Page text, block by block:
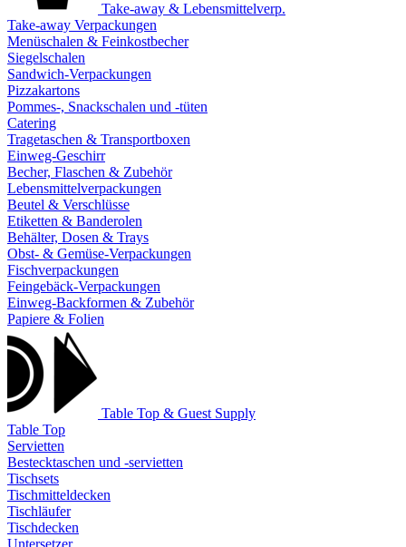
Take-away & Lebensmittelverp.
Take-away Verpackungen
Menüschalen & Feinkostbecher
Siegelschalen
Sandwich-Verpackungen
Pizzakartons
Pommes-, Snackschalen und -tüten
Catering
Tragetaschen & Transportboxen
Einweg-Geschirr
Becher, Flaschen & Zubehör
Lebensmittelverpackungen
Beutel & Verschlüsse
Etiketten & Banderolen
Behälter, Dosen & Trays
Obst- & Gemüse-Verpackungen
Fischverpackungen
Feingebäck-Verpackungen
Einweg-Backformen & Zubehör
Papiere & Folien
Table Top & Guest Supply
Table Top
Servietten
Bestecktaschen und -servietten
Tischsets
Tischmitteldecken
Tischläufer
Tischdecken